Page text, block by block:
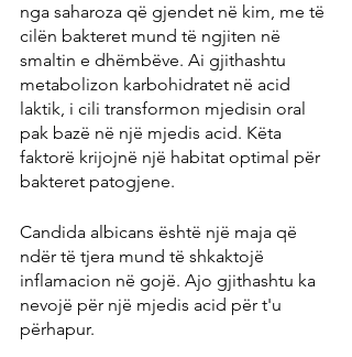
nga saharoza që gjendet në kim, me të
cilën bakteret mund të ngjiten në
smaltin e dhëmbëve. Ai gjithashtu
metabolizon karbohidratet në acid
laktik, i cili transformon mjedisin oral
pak bazë në një mjedis acid. Këta
faktorë krijojnë një habitat optimal për
bakteret patogjene.
Candida albicans është një maja që
ndër të tjera mund të shkaktojë
inflamacion në gojë. Ajo gjithashtu ka
nevojë për një mjedis acid për t'u
përhapur.